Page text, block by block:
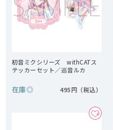
初音ミクシリーズ withCATス
テッカーセット／巡音ルカ
在庫◎ 495円